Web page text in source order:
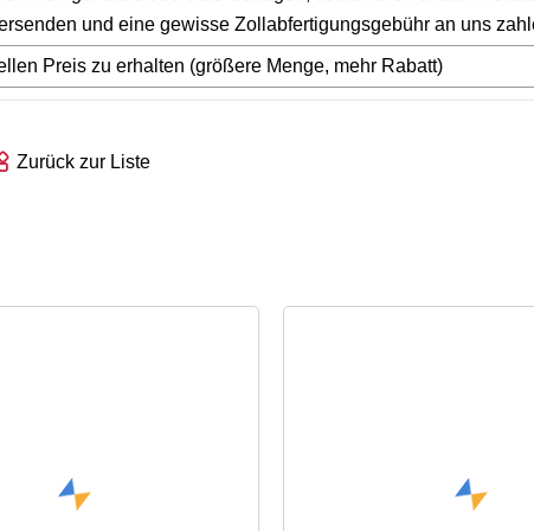
und eine gewisse Zollabfertigungsgebühr an uns
Preis zu erhalten (größere Menge, mehr Rabatt)
Zurück zur Liste